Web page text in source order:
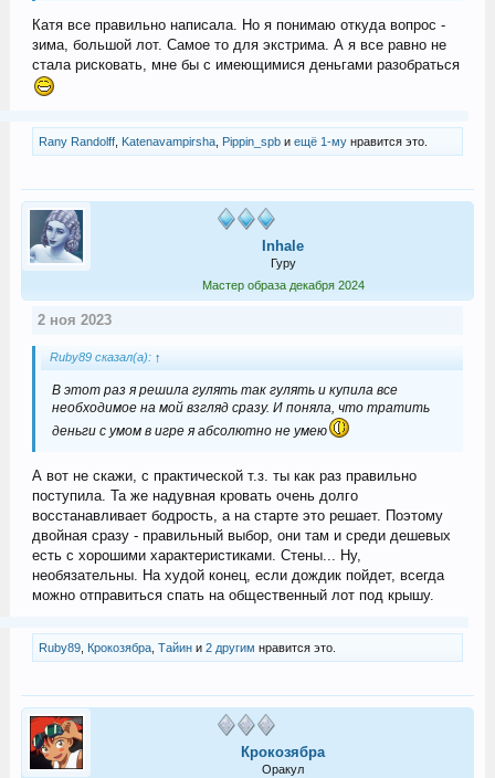
Катя все правильно написала. Но я понимаю откуда вопрос -
зима, большой лот. Самое то для экстрима. А я все равно не
стала рисковать, мне бы с имеющимися деньгами разобраться
Rany Randolff, Katenavampirsha, Pippin_spbи ещё 1-мунравится это.
Inhale
Гуру
Мастер образа декабря 2024
2 ноя 2023
Ruby89 сказал(а): ↑
В этот раз я решила гулять так гулять и купила все
необходимое на мой взгляд сразу. И поняла, что тратить
деньги с умом в игре я абсолютно не умею
А вот не скажи, с практической т.з. ты как раз правильно
поступила. Та же надувная кровать очень долго
восстанавливает бодрость, а на старте это решает. Поэтому
двойная сразу - правильный выбор, они там и среди дешевых
есть с хорошими характеристиками. Стены... Ну,
необязательны. На худой конец, если дождик пойдет, всегда
можно отправиться спать на общественный лот под крышу.
Ruby89, Крокозябра, Тайини 2 другим нравится это.
Крокозябра
Оракул